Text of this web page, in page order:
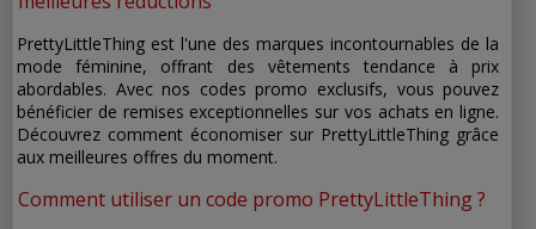
PrettyLittleThing est l'une des marques incontournables de la
mode féminine, offrant des vêtements tendance à prix
abordables. Avec nos codes promo exclusifs, vous pouvez
bénéficier de remises exceptionnelles sur vos achats en ligne.
Découvrez comment économiser sur PrettyLittleThing grâce
aux meilleures offres du moment.
Comment utiliser un code promo PrettyLittleThing ?